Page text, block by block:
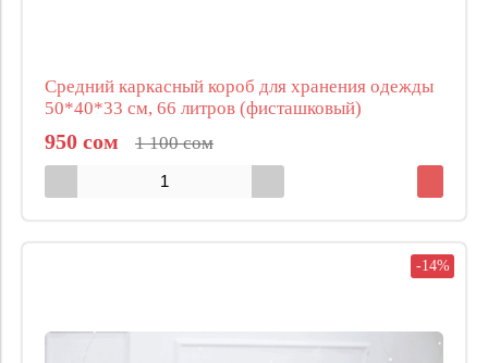
Средний каркасный короб для хранения одежды
50*40*33 см, 66 литров (фисташковый)
950 сом 1 100 сом
-14%